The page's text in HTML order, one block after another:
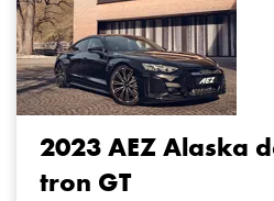
2023 AEZ Alaska
tron GT